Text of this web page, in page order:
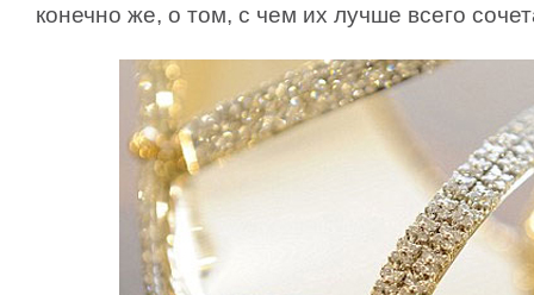
конечно же, о том, с чем их лучше всего